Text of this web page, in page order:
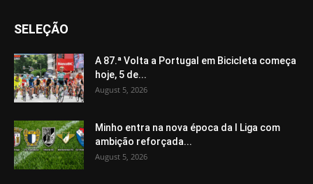
SELEÇÃO
A 87.ª Volta a Portugal em Bicicleta começa
hoje, 5 de...
August 5, 2026
Minho entra na nova época da I Liga com
ambição reforçada...
August 5, 2026